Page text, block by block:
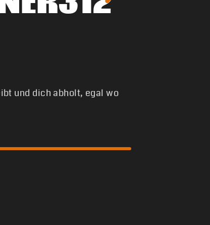
und dich abholt, egal wo